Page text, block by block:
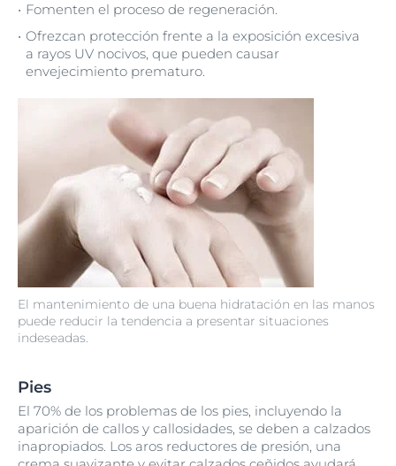
El mantenimiento de una buena hidratación en las manos
puede reducir la tendencia a presentar situaciones
indeseadas.
Fomenten el proceso de regeneración.
Ofrezcan protección frente a la exposición excesiva
a rayos UV nocivos, que pueden causar
envejecimiento prematuro.
Pies
El 70% de los problemas de los pies, incluyendo la
aparición de callos y callosidades, se deben a calzados
inapropiados. Los aros reductores de presión, una